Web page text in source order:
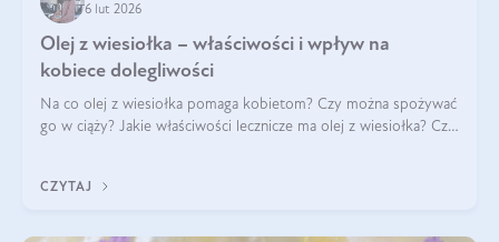
6 lut 2026
Olej z wiesiołka – właściwości i wpływ na
kobiece dolegliwości
Na co olej z wiesiołka pomaga kobietom? Czy można spożywać
go w ciąży? Jakie właściwości lecznicze ma olej z wiesiołka? Czy
CZYTAJ